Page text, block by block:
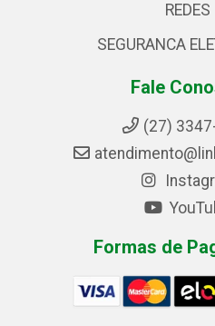
REDES
SEGURANCA
Fale
(27)
Formas de